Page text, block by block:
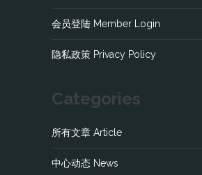
会员登陆 Member Login
隐私政策 Privacy Policy
Categories
所有文章 Article
中心动态 News